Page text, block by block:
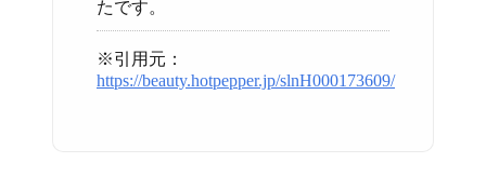
たです。
※引用元：
https://beauty.hotpepper.jp/slnH000173609/